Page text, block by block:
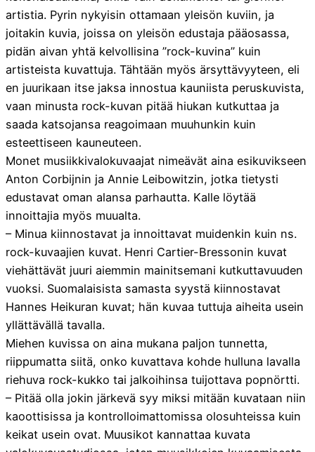
artistia. Pyrin nykyisin ottamaan yleisön kuviin, ja
joitakin kuvia, joissa on yleisön edustaja pääosassa,
pidän aivan yhtä kelvollisina ”rock-kuvina” kuin
artisteista kuvattuja. Tähtään myös ärsyttävyyteen, eli
en juurikaan itse jaksa innostua kauniista peruskuvista,
vaan minusta rock-kuvan pitää hiukan kutkuttaa ja
saada katsojansa reagoimaan muuhunkin kuin
esteettiseen kauneuteen.
Monet musiikkivalokuvaajat nimeävät aina esikuvikseen
Anton Corbijnin ja Annie Leibowitzin, jotka tietysti
edustavat oman alansa parhautta. Kalle löytää
innoittajia myös muualta.
– Minua kiinnostavat ja innoittavat muidenkin kuin ns.
rock-kuvaajien kuvat. Henri Cartier-Bressonin kuvat
viehättävät juuri aiemmin mainitsemani kutkuttavuuden
vuoksi. Suomalaisista samasta syystä kiinnostavat
Hannes Heikuran kuvat; hän kuvaa tuttuja aiheita usein
yllättävällä tavalla.
Miehen kuvissa on aina mukana paljon tunnetta,
riippumatta siitä, onko kuvattava kohde hulluna lavalla
riehuva rock-kukko tai jalkoihinsa tuijottava popnörtti.
– Pitää olla jokin järkevä syy miksi mitään kuvataan niin
kaoottisissa ja kontrolloimattomissa olosuhteissa kuin
keikat usein ovat. Muusikot kannattaa kuvata